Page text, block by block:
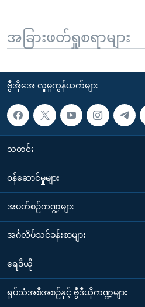
အခြားဖတ်ရှုစရာများ
ဗွီအိုအေ လူမှုကွန်ယက်များ
သတင်း
၀န်ဆောင်မှုများ
အပတ်စဉ်ကဏ္ဍများ
အင်္ဂလိပ်သင်ခန်းစာများ
ရေဒီယို
ရုပ်သံအစီအစဉ်နှင့် ဗွီဒီယိုကဏ္ဍများ